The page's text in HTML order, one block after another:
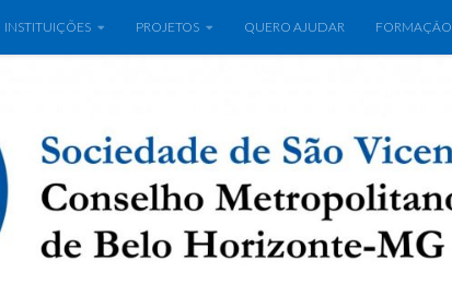
INSTITUIÇÕES PROJETOS QUERO AJUDAR FORMAÇÃO